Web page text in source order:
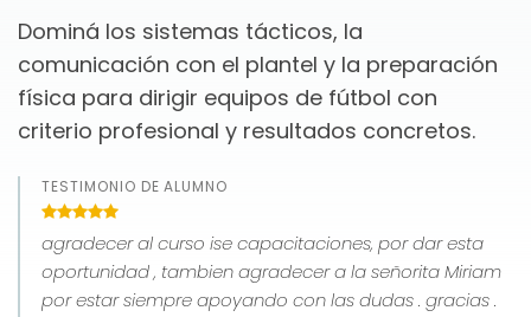
Dominá los sistemas tácticos, la
comunicación con el plantel y la preparación
física para dirigir equipos de fútbol con
criterio profesional y resultados concretos.
TESTIMONIO DE ALUMNO
agradecer al curso ise capacitaciones, por dar esta
oportunidad , tambien agradecer a la señorita Miriam
por estar siempre apoyando con las dudas . gracias .